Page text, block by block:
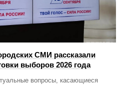
СМИ рассказали
выборов 2026 года
вопросы, касающиеся